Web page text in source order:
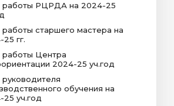
работы РЦРДА на 2024-25
работы старшего мастера на
гг.
работы Центра
2024-25 уч.год
обучения на
25 уч.год